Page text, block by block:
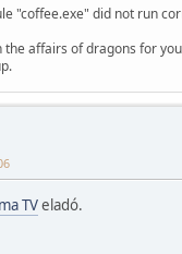
"coffee.exe" did not run
the affairs of dragons for
TVeladó.